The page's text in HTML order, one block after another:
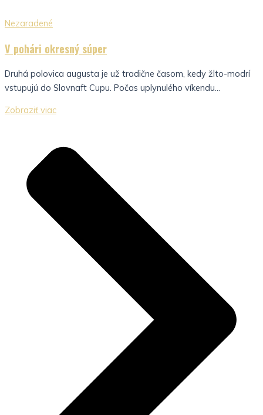
Nezaradené
V pohári okresný súper
Druhá polovica augusta je už tradične časom, kedy žlto-modrí
vstupujú do Slovnaft Cupu. Počas uplynulého víkendu...
Zobraziť viac